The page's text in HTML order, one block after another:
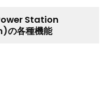
Station
の各種機能